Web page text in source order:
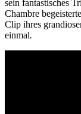
sein fantastisches
Chambre
Clip ihres
einmal.